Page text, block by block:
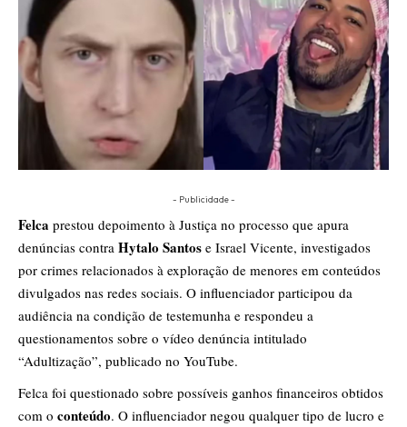
- Publicidade -
Felca prestou depoimento à Justiça no processo que apura
denúncias contra Hytalo Santos e Israel Vicente, investigados
por crimes relacionados à exploração de menores em conteúdos
divulgados nas redes sociais. O influenciador participou da
audiência na condição de testemunha e respondeu a
questionamentos sobre o vídeo denúncia intitulado
“Adultização”, publicado no YouTube.
Felca foi questionado sobre possíveis ganhos financeiros obtidos
com o conteúdo. O influenciador negou qualquer tipo de lucro e